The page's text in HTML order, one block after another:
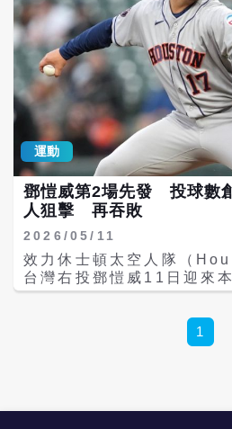
運動
鄧愷威第2場先發 投球數
人狙擊 再吞敗
2026/05/11
效力休士頓太空人隊（
台灣右投鄧愷威11日迎來
對辛辛那提紅人隊（
敲4支安打失掉3分，最終
以0比5吞敗，鄧愷威也吞下
1